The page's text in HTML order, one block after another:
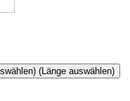
(Länge auswählen)